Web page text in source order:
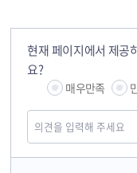
현재 페이지에서 제공
요?
매우만족